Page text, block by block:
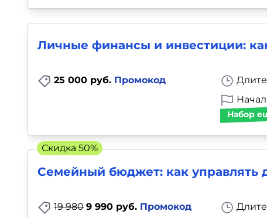
Личные финансы и инвестиции:
25 000 руб. Промокод
Набор
Семейный бюджет: как управлять
19 980 9 990 руб. Промокод
Скидка 50%